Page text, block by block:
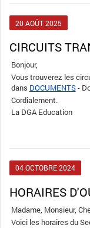
20 AOÛT2025
CIRCUITS
Bonjour,
Vous trouverez les
dans DOCUMENTS-
Cordialement.
La DGA Education
04OCTOBRE2024
HORAIRES
Madame, Monsieur,
Voici les horaires du